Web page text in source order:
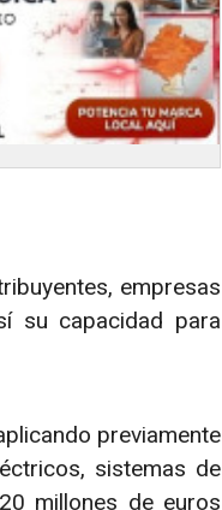
empresas
su capacidad para
previamente
sistemas de
millones de euros